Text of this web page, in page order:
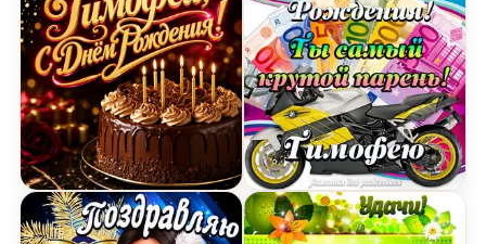
Открытка с Днем Рождения Тимофею с
Картинка с Днем